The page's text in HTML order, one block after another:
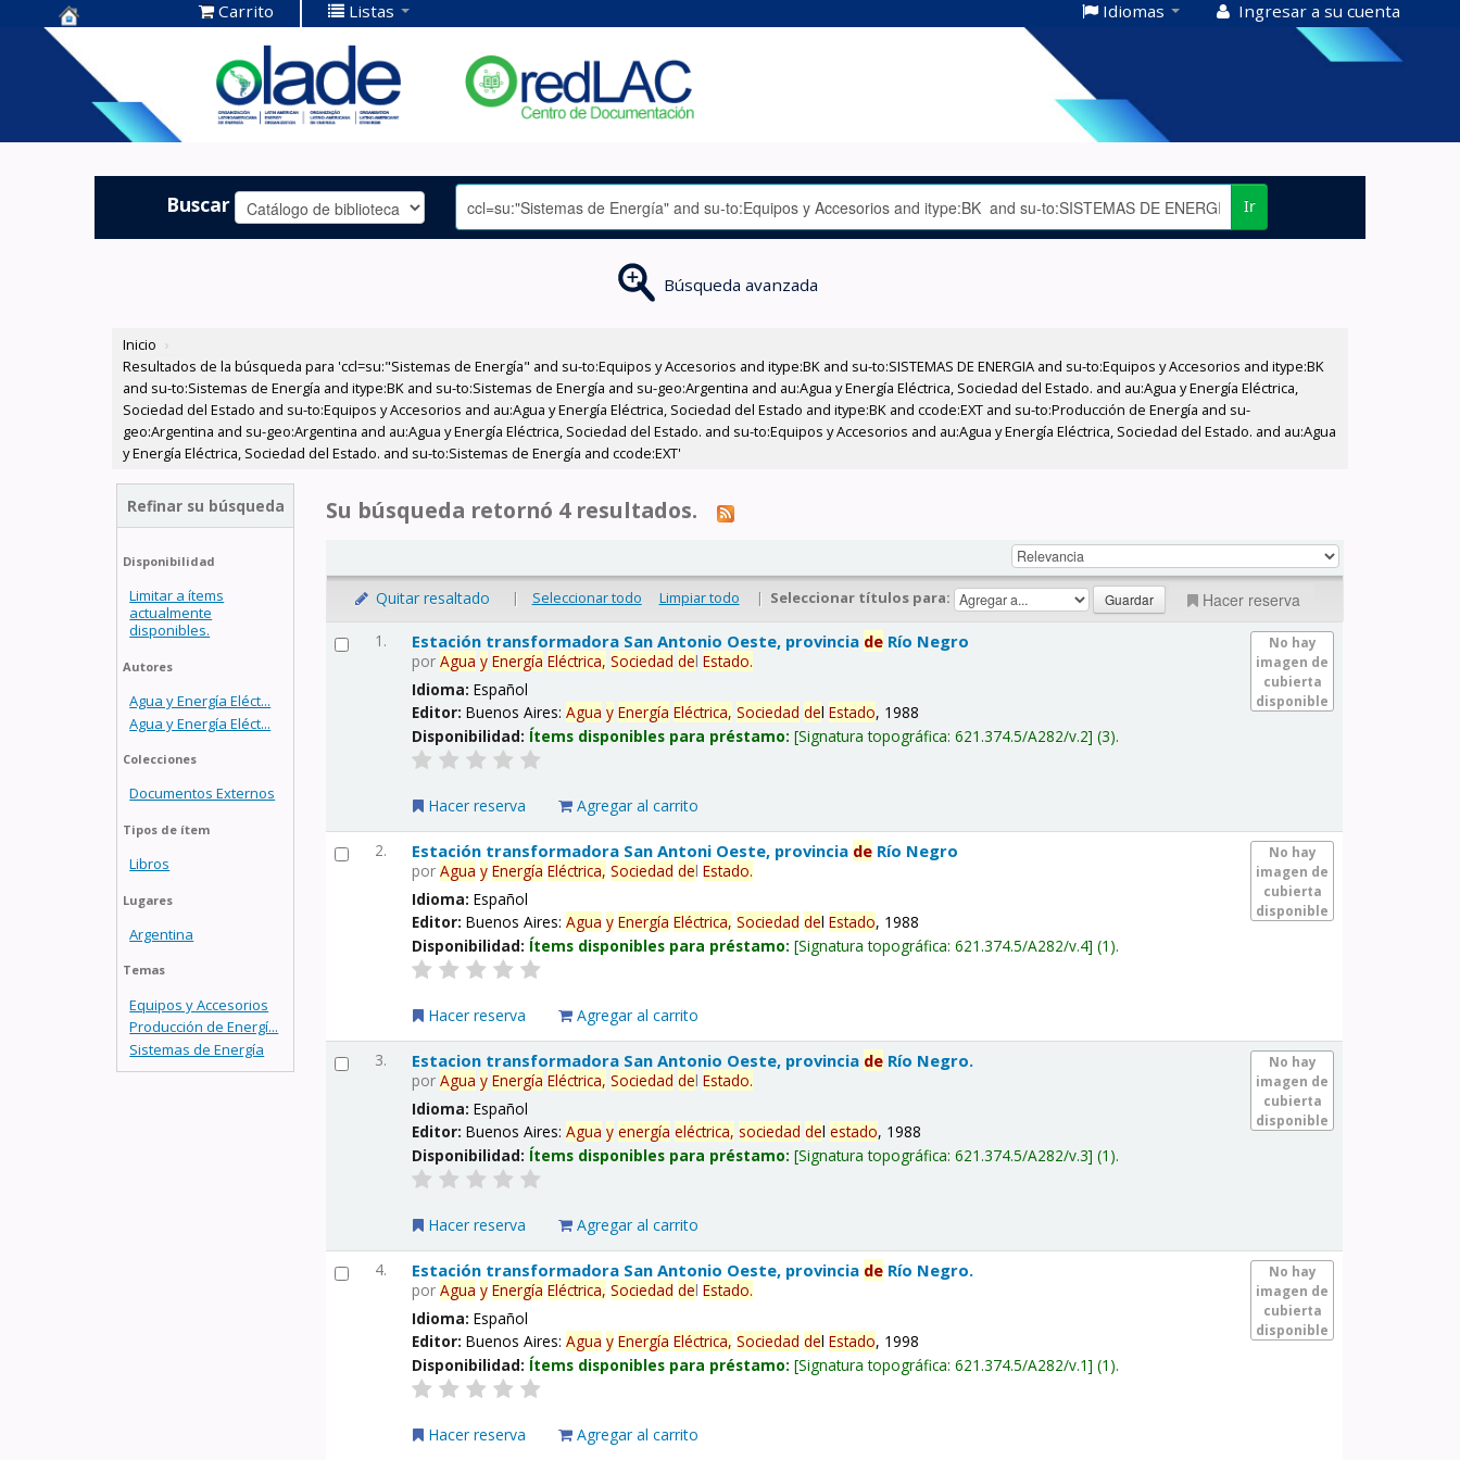
Centro de
Documentación
OLADE -
Carrito Listas Idiomas Ingresar a su cuenta
Buscar Ir
Búsqueda avanzada
Inicio ›
Resultados de la búsqueda para 'ccl=su:"Sistemas de Energía" and su-to:Equipos y Accesorios and itype:BK and su-to:SISTEMAS DE ENERGIA and su-to:Equipos y Accesorios and itype:BK
and su-to:Sistemas de Energía and itype:BK and su-to:Sistemas de Energía and su-geo:Argentina and au:Agua y Energía Eléctrica, Sociedad del Estado. and au:Agua y Energía Eléctrica,
Sociedad del Estado and su-to:Equipos y Accesorios and au:Agua y Energía Eléctrica, Sociedad del Estado and itype:BK and ccode:EXT and su-to:Producción de Energía and su-
geo:Argentina and su-geo:Argentina and au:Agua y Energía Eléctrica, Sociedad del Estado. and su-to:Equipos y Accesorios and au:Agua y Energía Eléctrica, Sociedad del Estado. and au:Agua
y Energía Eléctrica, Sociedad del Estado. and su-to:Sistemas de Energía and ccode:EXT'
Refinar su búsqueda
Disponibilidad
Limitar a ítems
actualmente
disponibles.
Autores
Agua y Energía Eléct...
Agua y Energía Eléct...
Colecciones
Documentos Externos
Tipos de ítem
Libros
Lugares
Argentina
Temas
Equipos y Accesorios
Producción de Energí...
Sistemas de Energía
Su búsqueda retornó 4 resultados.
Quitar resaltado | Seleccionar todo Limpiar todo | Seleccionar títulos para: Hacer reserva
1.
No hay
imagen de
cubierta
disponible
Estación transformadora San Antonio Oeste, provincia de Río Negro
porAgua y Energía Eléctrica, Sociedad delEstado.
Idioma:Español
Editor:Buenos Aires:Agua y Energía Eléctrica, Sociedad delEstado, 1988
Disponibilidad: Ítems disponibles para préstamo: Signatura topográfica:621.374.5/A282/v.2 (3).
Hacer reserva Agregar al carrito
2.
No hay
imagen de
cubierta
disponible
Estación transformadora San Antoni Oeste, provincia de Río Negro
porAgua y Energía Eléctrica, Sociedad delEstado.
Idioma:Español
Editor:Buenos Aires:Agua y Energía Eléctrica, Sociedad delEstado, 1988
Disponibilidad: Ítems disponibles para préstamo: Signatura topográfica:621.374.5/A282/v.4 (1).
Hacer reserva Agregar al carrito
3.
No hay
imagen de
cubierta
disponible
Estacion transformadora San Antonio Oeste, provincia de Río Negro.
porAgua y Energía Eléctrica, Sociedad delEstado.
Idioma:Español
Editor:Buenos Aires:Agua y energía eléctrica, sociedad delestado, 1988
Disponibilidad: Ítems disponibles para préstamo: Signatura topográfica:621.374.5/A282/v.3 (1).
Hacer reserva Agregar al carrito
4.
No hay
imagen de
cubierta
disponible
Estación transformadora San Antonio Oeste, provincia de Río Negro.
porAgua y Energía Eléctrica, Sociedad delEstado.
Idioma:Español
Editor:Buenos Aires:Agua y Energía Eléctrica, Sociedad delEstado, 1998
Disponibilidad: Ítems disponibles para préstamo: Signatura topográfica:621.374.5/A282/v.1 (1).
Hacer reserva Agregar al carrito